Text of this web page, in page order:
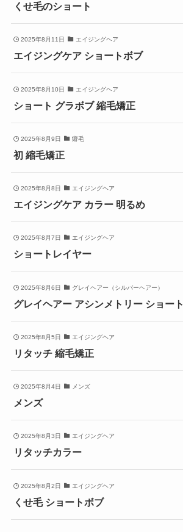
くせ毛のショート
2025年8月11日 エイジングヘア
エイジングケア ショートボブ
2025年8月10日 エイジングヘア
ショート グラボブ 縮毛矯正
2025年8月9日 癖毛
初 縮毛矯正
2025年8月8日 エイジングヘア
エイジングケア カラー 明るめ
2025年8月7日 エイジングヘア
ショートレイヤー
2025年8月6日 グレイヘアー（シルバーヘアー）
グレイヘアー アシンメトリー ショート
2025年8月5日 エイジングヘア
リタッチ 縮毛矯正
2025年8月4日 メンズ
メンズ
2025年8月3日 エイジングヘア
リタッチカラー
2025年8月2日 エイジングヘア
くせ毛 ショートボブ